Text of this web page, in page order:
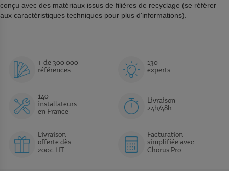
conçu avec des matériaux issus de filières de recyclage (se référer
aux caractéristiques techniques pour plus d'informations).
+ de 300 000
références
130
experts
140
installateurs
en France
Livraison
24h/48h
Livraison
offerte dès
200€ HT
Facturation
simplifiée avec
Chorus Pro